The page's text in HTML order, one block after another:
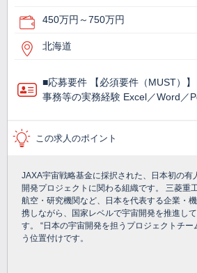
450万円～750万円
北海道
■応募要件 【必須要件（MUST）
事務等の実務経験 Excel／Word／
この求人のポイント
JAXA宇宙戦略基金に採択された、日本初の有
開発プロジェクトに関わる組織です。 三菱重
航空・研究機関など、日本を代表する企業・
携しながら、国家レベルで宇宙開発を推進して
す。 “日本の宇宙開発を担うプロジェクトチー
う位置付けです。